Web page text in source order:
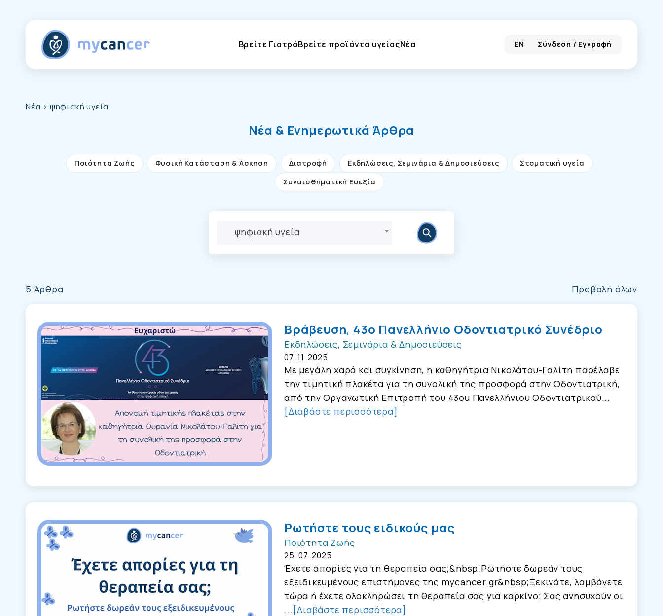
Βρείτε ΓιατρόΒρείτε προϊόντα υγείαςΝέα EN Σύνδεση / Εγγραφή
Νέα > ψηφιακή υγεία
Νέα & Ενημερωτικά Άρθρα
Ποιότητα Ζωής Φυσική Κατάσταση & Άσκηση Διατροφή Εκδηλώσεις, Σεμινάρια & Δημοσιεύσεις
Στοματική υγεία
Συναισθηματική Ευεξία
ψηφιακή υγεία
5 Άρθρα Προβολή όλων
Βράβευση, 43ο Πανελλήνιο Οδοντιατρικό Συνέδριο
Εκδηλώσεις, Σεμινάρια & Δημοσιεύσεις
07. 11. 2025
Με μεγάλη χαρά και συγκίνηση, η καθηγήτρια Νικολάτου-Γαλίτη παρέλαβε
την τιμητική πλακέτα για τη συνολική της προσφορά στην Οδοντιατρική,
από την Οργανωτική Επιτροπή του 43ου Πανελλήνιου Οδοντιατρικού...
[Διαβάστε περισσότερα]
Ρωτήστε τους ειδικούς μας
Ποιότητα Ζωής
25. 07. 2025
Έχετε απορίες για τη θεραπεία σας;&nbsp;Ρωτήστε δωρεάν τους
εξειδικευμένους επιστήμονες της mycancer.gr&nbsp;Ξεκινάτε, λαμβάνετε
τώρα ή έχετε ολοκληρώσει τη θεραπεία σας για καρκίνο; Σας ανησυχούν οι
... [Διαβάστε περισσότερα]